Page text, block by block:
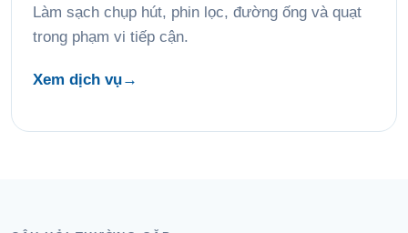
Làm sạch chụp hút, phin lọc, đường ống và quạt
trong phạm vi tiếp cận.
Xem dịch vụ→